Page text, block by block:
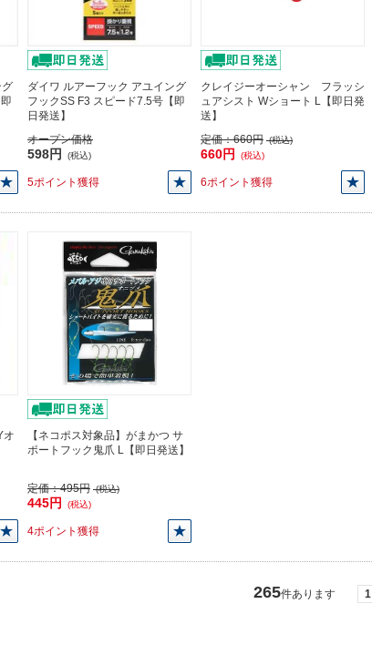
グ
ダイワ ルアーフック アユイング
フックSS F3 スピード7.5号【即
日発送】
オープン価格
598円 (税込)
5ポイント獲得
クレイジーオーシャン フラッシ
ュアシスト Wショート L【即日発
送】
定価：660円 (税込)
660円 (税込)
6ポイント獲得
オ
【ネコポス対象品】がまかつ サ
ポートフック鬼爪 L【即日発送】
定価：495円 (税込)
445円 (税込)
4ポイント獲得
265件あります 1